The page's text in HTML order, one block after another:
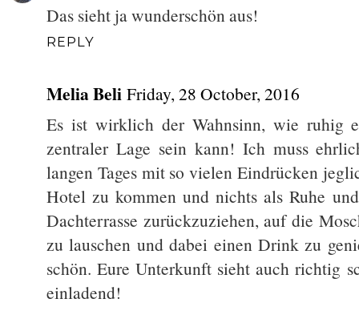
Das sieht ja wunderschön aus!
REPLY
Melia Beli Friday, 28 October, 2016
Es ist wirklich der Wahnsinn, wie ruhig
zentraler Lage sein kann! Ich muss
langen Tages mit so vielen Eindrücken
Hotel zu kommen und nichts als Ruhe
Dachterrasse zurückzuziehen, auf die
zu lauschen und dabei einen Drink zu
schön. Eure Unterkunft sieht auch richtig
einladend!